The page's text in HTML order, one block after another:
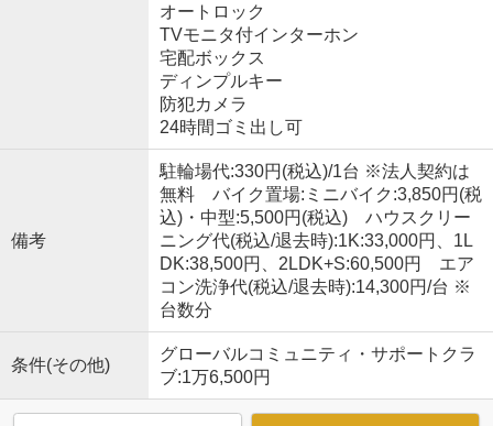
オートロック
TVモニタ付インターホン
宅配ボックス
ディンプルキー
防犯カメラ
24時間ゴミ出し可
備考
駐輪場代:330円(税込)/1台 ※法人契約は
無料 バイク置場:ミニバイク:3,850円(税
込)・中型:5,500円(税込) ハウスクリー
ニング代(税込/退去時):1K:33,000円、1L
DK:38,500円、2LDK+S:60,500円 エア
コン洗浄代(税込/退去時):14,300円/台 ※
台数分
条件(その他)
グローバルコミュニティ・サポートクラ
ブ:1万6,500円